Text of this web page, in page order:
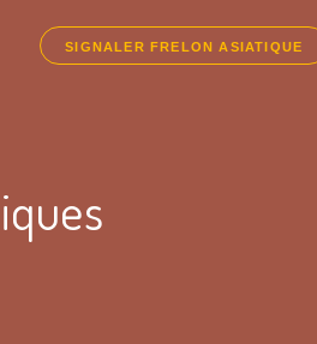
SIGNALER FRELON ASIATIQUE